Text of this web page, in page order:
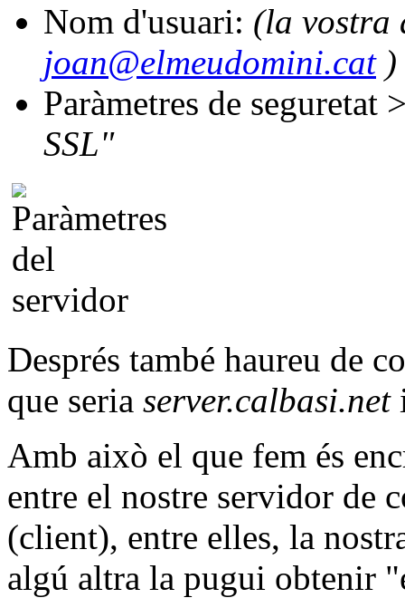
Nom d'usuari: (la vostra
joan@elmeudomini.cat)
Paràmetres de
SSL"
Després també haureu de
que seria server.calbasi.net
Amb això el que fem és
entre el nostre servidor de
(client), entre elles, la
algú altra la pugui obtenir